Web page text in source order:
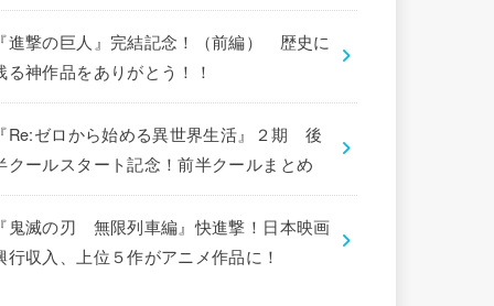
進撃の巨人』完結記念！（前編） 歴史に
る神作品をありがとう！！
Re:ゼロから始める異世界生活』２期 後
クールスタート記念！前半クールまとめ
鬼滅の刃 無限列車編』快進撃！日本映画
行収入、上位５作がアニメ作品に！